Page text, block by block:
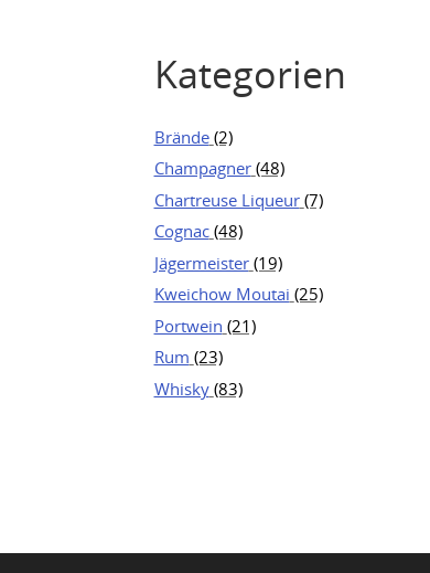
Kategorien
Brände (2)
Champagner (48)
Chartreuse Liqueur (7)
Cognac (48)
Jägermeister (19)
Kweichow Moutai (25)
Portwein (21)
Rum (23)
Whisky (83)